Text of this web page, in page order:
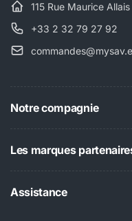
115 Rue Maurice Allais
+33 2 32 79 27 92
Notre compagnie
Les marques
Assistance